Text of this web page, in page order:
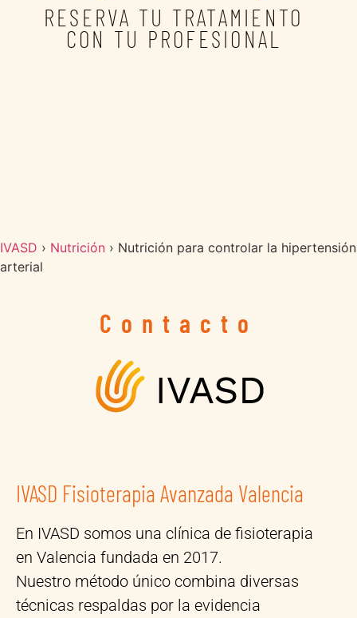
RESERVA TU TRATAMIENTO
CON TU PROFESIONAL
IVASD › Nutrición › Nutrición para controlar la hipertensión
arterial
Contacto
IVASD Fisioterapia Avanzada Valencia
En IVASD somos una clínica de fisioterapia
en Valencia fundada en 2017.
Nuestro método único combina diversas
técnicas respaldas por la evidencia